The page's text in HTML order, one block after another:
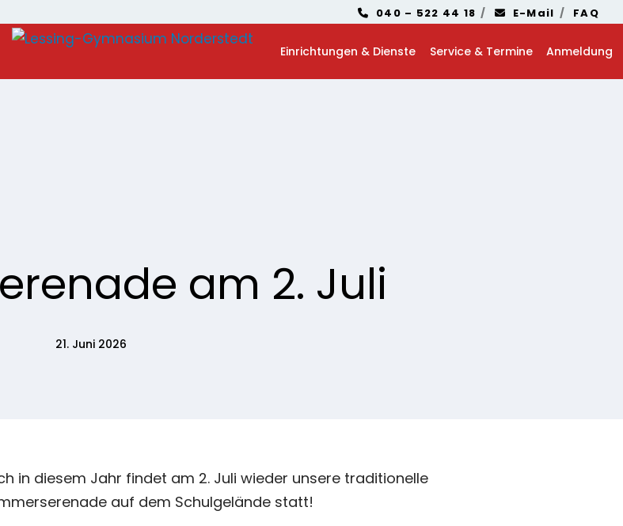
040 – 522 44 18 E-Mail FAQ
Einrichtungen & Dienste Service & Termine Anmeldung
am 2. Juli
21. Juni 2026
in diesem Jahr findet am 2. Juli wieder unsere traditionelle
auf dem Schulgelände statt!